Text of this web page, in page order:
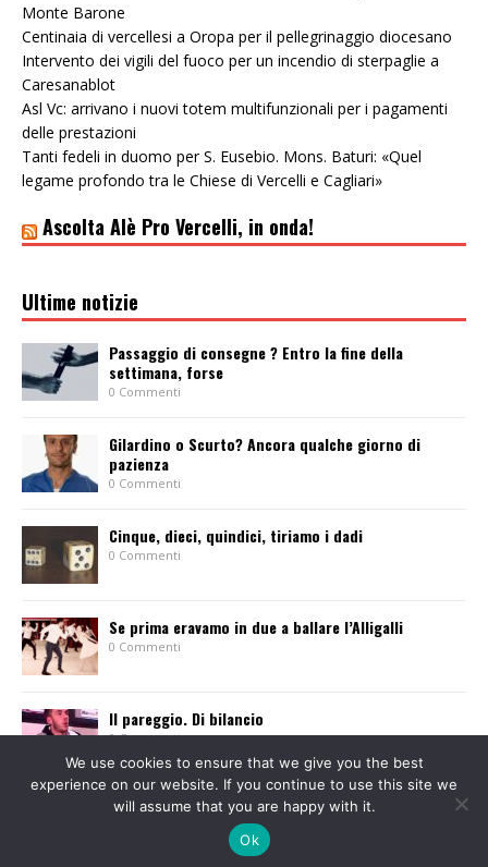
Monte Barone
Centinaia di vercellesi a Oropa per il pellegrinaggio diocesano
Intervento dei vigili del fuoco per un incendio di sterpaglie a
Caresanablot
Asl Vc: arrivano i nuovi totem multifunzionali per i pagamenti
delle prestazioni
Tanti fedeli in duomo per S. Eusebio. Mons. Baturi: «Quel
legame profondo tra le Chiese di Vercelli e Cagliari»
Ascolta Alè Pro Vercelli, in onda!
Ultime notizie
Passaggio di consegne ? Entro la fine della
settimana, forse
0 Commenti
Gilardino o Scurto? Ancora qualche giorno di
pazienza
0 Commenti
Cinque, dieci, quindici, tiriamo i dadi
0 Commenti
Se prima eravamo in due a ballare l’Alligalli
0 Commenti
Il pareggio. Di bilancio
0 Commenti
© 2013-2015 Tutti i diritti sono riservati. Giornale l'Eusebiano Soc. Coop. a r.l. - P.
IVA 01584310021 - Via Guala Bicheri, 8 - VERCELLI
We use cookies to ensure that we give you the best
experience on our website. If you continue to use this site we
will assume that you are happy with it.
Ok